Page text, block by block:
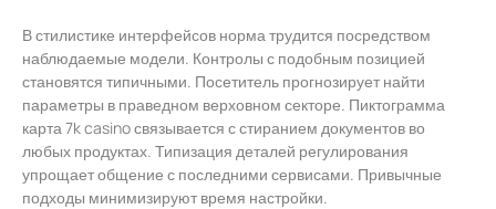
В стилистике интерфейсов норма трудится посредством
наблюдаемые модели. Контролы с подобным позицией
становятся типичными. Посетитель прогнозирует найти
параметры в праведном верховном секторе. Пиктограмма
карта 7k casino связывается с стиранием документов во
любых продуктах. Типизация деталей регулирования
упрощает общение с последними сервисами. Привычные
подходы минимизируют время настройки.